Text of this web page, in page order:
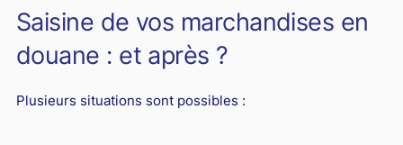
Saisine de vos marchandises en
douane : et après ?
Plusieurs situations sont possibles :